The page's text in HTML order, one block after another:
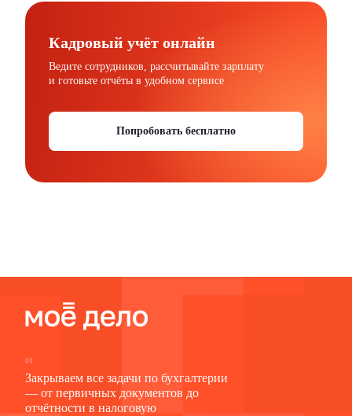
Кадровый учёт онлайн
Ведите сотрудников, рассчитывайте зарплату
и готовьте отчёты в удобном сервисе
Попробовать бесплатно
01
Закрываем все задачи по бухгалтерии
— от первичных документов до
отчётности в налоговую